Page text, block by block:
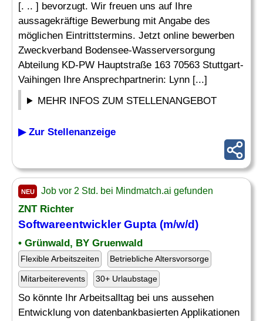
[. .. ] bevorzugt. Wir freuen uns auf Ihre
aussagekräftige Bewerbung mit Angabe des
möglichen Eintrittstermins. Jetzt online bewerben
Zweckverband Bodensee-Wasserversorgung
Abteilung KD-PW Hauptstraße 163 70563 Stuttgart-
Vaihingen Ihre Ansprechpartnerin: Lynn [...]
MEHR INFOS ZUM STELLENANGEBOT
▶ Zur Stellenanzeige
NEU Job vor 2 Std. bei Mindmatch.ai gefunden
ZNT Richter
Softwareentwickler Gupta (m/w/d)
• Grünwald, BY Gruenwald
Flexible Arbeitszeiten Betriebliche Altersvorsorge
Mitarbeiterevents 30+ Urlaubstage
So könnte Ihr Arbeitsalltag bei uns aussehen
Entwicklung von datenbankbasierten Applikationen